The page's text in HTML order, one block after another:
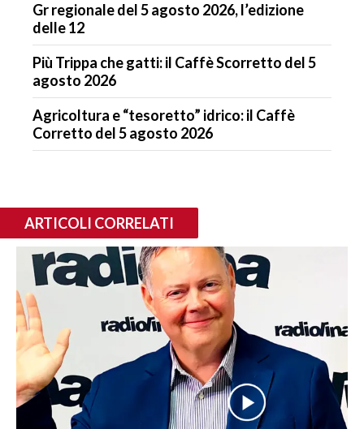
Gr regionale del 5 agosto 2026, l’edizione
delle 12
Più Trippa che gatti: il Caffè Scorretto del 5
agosto 2026
Agricoltura e “tesoretto” idrico: il Caffè
Corretto del 5 agosto 2026
ARTICOLI CORRELATI